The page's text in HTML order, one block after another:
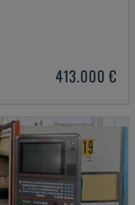
413.000 €